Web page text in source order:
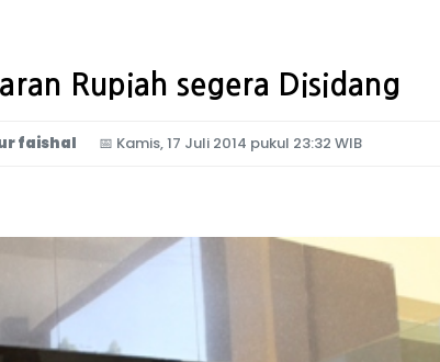
Rupiah segera Disidang
faishal 📅 Kamis, 17 Juli 2014 pukul 23:32 WIB